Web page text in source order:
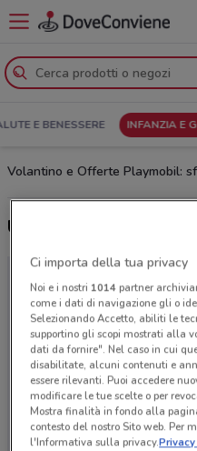
E BENESSERE INFANZIA E
Volantino e Offerte Playmobil:
Ultime offerte del
Ci importa della tua privacy
Noi e i nostri 1014partner
come i dati di navigazione gli o
Selezionando Accetto, abiliti le
supportino gli scopi mostrati alla
dati da fornire". Nel caso in cui
disabilitate, alcuni contenuti e
essere rilevanti. Puoi accedere
modificare le tue scelte o per
Mostra finalità in fondo alla
contesto del nostro Sito web. Per
l'Informativa sulla privacy.